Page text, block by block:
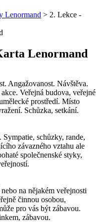
Lenormand > 2. Lekce -
Lenormand
Angažovanost. Návštěva.
Veřejná budova, veřejné
prostředí. Místo
Schůzka, setkání.
schůzky, rande,
závazného vztahu ale
společnenské styky,
na nějakém veřejnosti
činnou osobou,
pro vás být zábavou.
zábavou.